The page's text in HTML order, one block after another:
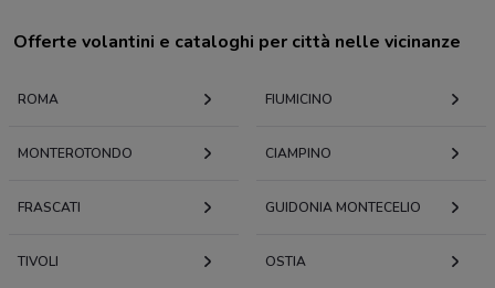
Offerte volantini e cataloghi per città nelle vicinanze
ROMA FIUMICINO
MONTEROTONDO CIAMPINO
FRASCATI GUIDONIA MONTECELIO
TIVOLI OSTIA